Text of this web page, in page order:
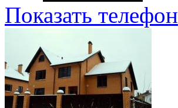
Показать телефон